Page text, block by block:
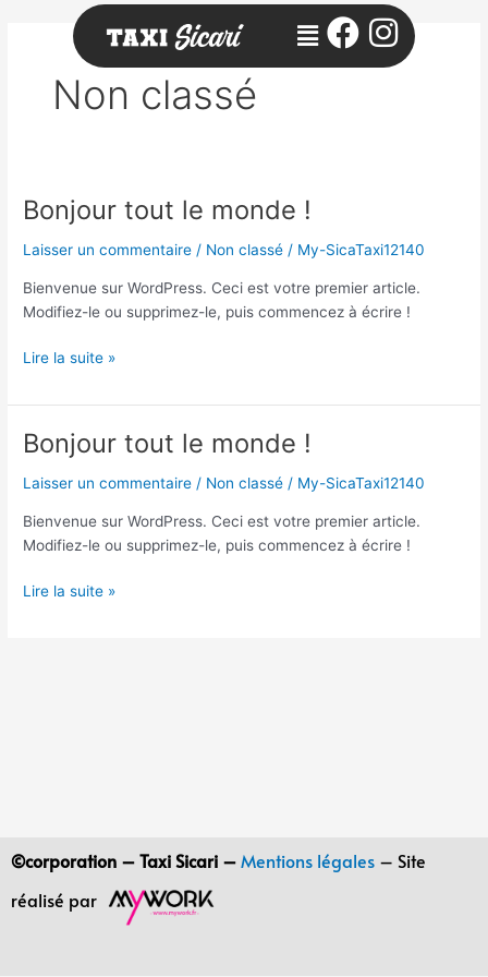
Menu
Non classé
Bonjour tout le monde !
Laisser un commentaire / Non classé / My-SicaTaxi12140
Bienvenue sur WordPress. Ceci est votre premier article.
Modifiez-le ou supprimez-le, puis commencez à écrire !
Bonjour
le
Lire la suite »
Bonjour tout le monde !
Laisser un commentaire / Non classé / My-SicaTaxi12140
Bienvenue sur WordPress. Ceci est votre premier article.
Modifiez-le ou supprimez-le, puis commencez à écrire !
Bonjour
le
Lire la suite »
©corporation – Taxi Sicari –Mentions légales – Site
réalisé par